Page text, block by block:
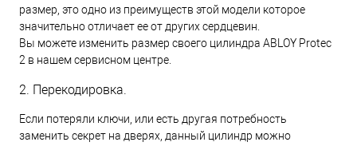
размер, это одно из преимуществ этой модели которое
значительно отличает ее от других сердцевин.
Вы можете изменить размер своего цилиндра ABLOY Protec
2 в нашем сервисном центре.
2. Перекодировка.
Если потеряли ключи, или есть другая потребность
заменить секрет на дверях, данный цилиндр можно